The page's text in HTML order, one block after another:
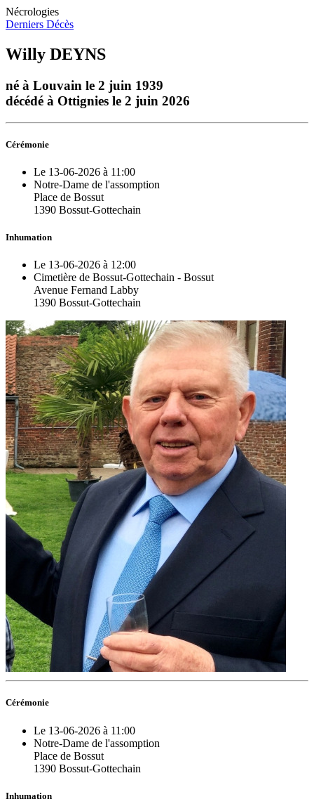
Nécrologies
Derniers Décès
Willy DEYNS
né à Louvain le 2 juin 1939
décédé à Ottignies le 2 juin 2026
Cérémonie
Le 13-06-2026 à 11:00
Notre-Dame de l'assomption
Place de Bossut
1390 Bossut-Gottechain
Inhumation
Le 13-06-2026 à 12:00
Cimetière de Bossut-Gottechain - Bossut
Avenue Fernand Labby
1390 Bossut-Gottechain
Cérémonie
Le 13-06-2026 à 11:00
Notre-Dame de l'assomption
Place de Bossut
1390 Bossut-Gottechain
Inhumation